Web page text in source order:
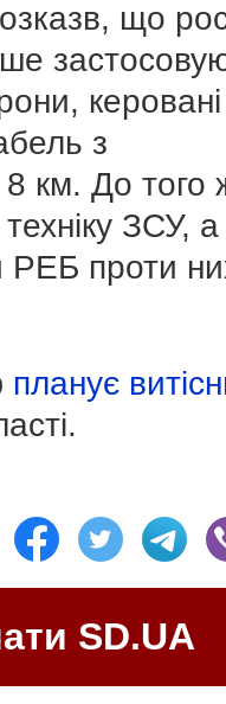
що
з
8 км. До того
ЗСУ, а
РЕБ проти
планує
SD.UA